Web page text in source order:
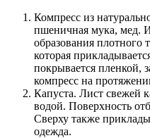
Компресс из
пшеничная мука, мед.
образования плотного
которая
покрывается пленкой,
компресс на
Капуста. Лист свежей
водой. Поверхность
Сверху также
одежда.